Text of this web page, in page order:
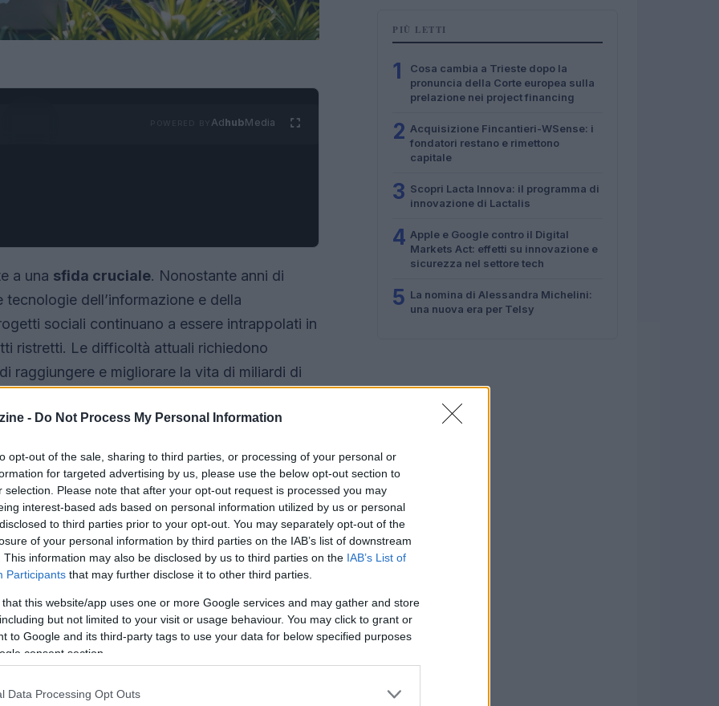
- Do Not Process My Personal Information
opt-out of the sale, sharing to third parties, or processing of your personal or
for targeted advertising by us, please use the below opt-out section to
selection. Please note that after your opt-out request is processed you may
interest-based ads based on personal information utilized by us or personal
to third parties prior to your opt-out. You may separately opt-out of the
of your personal information by third parties on the IAB’s list of downstream
This information may also be disclosed by us to third parties on the IAB’s List of
Participants that may further disclose it to other third parties.
that this website/app uses one or more Google services and may gather and store
but not limited to your visit or usage behaviour. You may click to grant or
to Google and its third-party tags to use your data for below specified purposes
consent section.
Data Processing Opt Outs
AdhubMedia
a una sfida cruciale. Nonostante anni di
dell’informazione e della
sociali continuano a essere intrappolati in
ristretti. Le difficoltà attuali richiedono
raggiungere e migliorare la vita di miliardi di
PIÙ LETTI
1
Cosa cambia a Trieste dopo la
pronuncia della Corte europea sulla
prelazione nei project financing
2 Acquisizione Fincantieri-WSense: i
fondatori restano e rimettono
capitale
3 Scopri Lacta Innova: il programma di
innovazione di Lactalis
4 Apple e Google contro il Digital
Markets Act: effetti su innovazione e
sicurezza nel settore tech
5 La nomina di Alessandra Michelini:
una nuova era per Telsy